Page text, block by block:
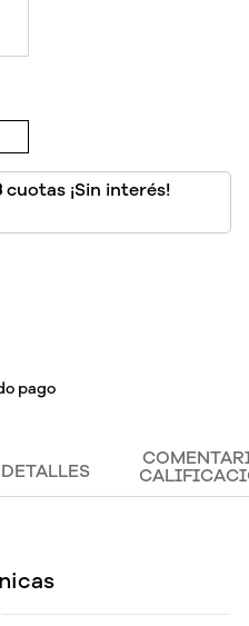
cuotas ¡Sin interés!
pago
DETALLES